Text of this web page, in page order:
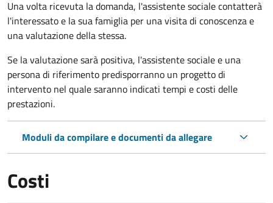
Una volta ricevuta la domanda, l'assistente sociale contatterà
l'interessato e la sua famiglia per una visita di conoscenza e
una valutazione della stessa.
Se la valutazione sarà positiva, l'assistente sociale e una
persona di riferimento predisporranno un progetto di
intervento nel quale saranno indicati tempi e costi delle
prestazioni.
Moduli da compilare e documenti da allegare
Costi